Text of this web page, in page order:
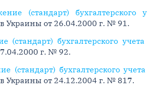
(стандарт)
Украины от 26.04.2000 г. № 91.
(стандарт) бухгалтерского
г. № 92.
(стандарт) бухгалтерского
Украины от 24.12.2004 г. № 817.